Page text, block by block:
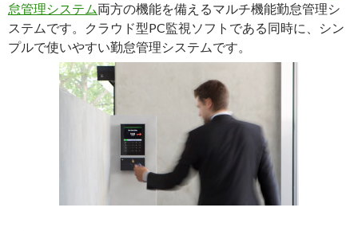
怠管理システム両方の機能を備えるマルチ機能勤怠管理シ
ステムです。クラウド型PC監視ソフトである同時に、シン
プルで使いやすい勤怠管理システムです。